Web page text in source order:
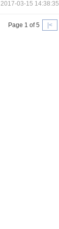
2017-03-15 14:38:35
Page 1 of 5 |<